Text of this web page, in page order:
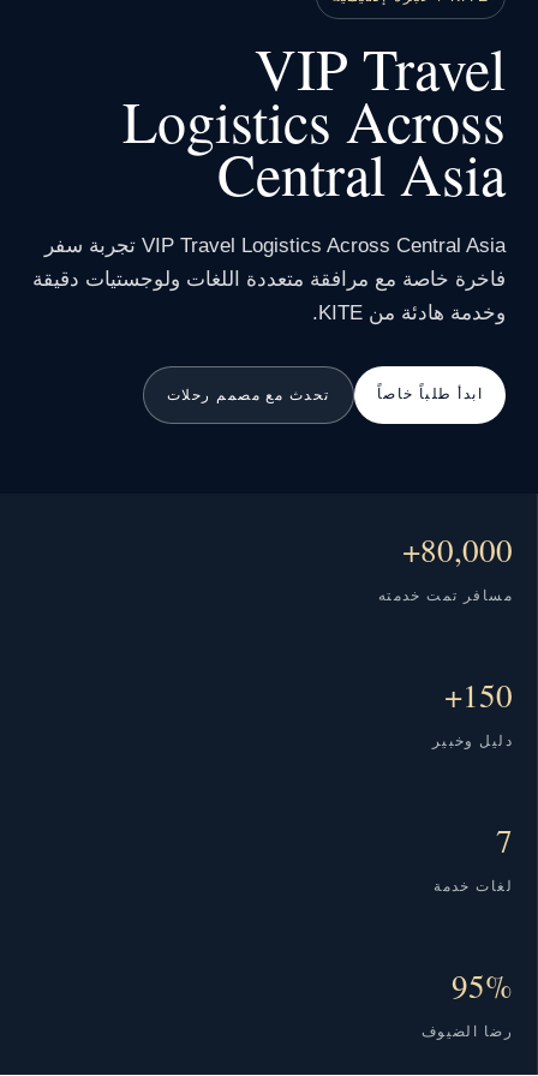
VIP Travel
Logistics Across
Central Asia
VIP Travel Logistics Across Central Asia تجربة سفر
فاخرة خاصة مع مرافقة متعددة اللغات ولوجستيات دقيقة
وخدمة هادئة من KITE.
ابدأ طلباً خاصاً تحدث مع مصمم رحلات
80,000+
مسافر تمت خدمته
150+
دليل وخبير
7
لغات خدمة
95%
رضا الضيوف